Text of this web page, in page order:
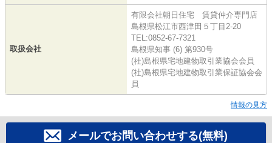
取扱会社
有限会社朝日住宅 賃貸仲介専門店
島根県松江市西津田５丁目2-20
TEL:0852-67-7321
島根県知事 (6) 第930号
(社)島根県宅地建物取引業協会会員
(社)島根県宅地建物取引業保証協会会
員
情報の見方
メールでお問い合わせする(無料)